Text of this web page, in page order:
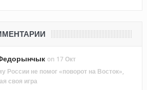
on 17 Окт
России не помог «поворот на Восток»,
своя игра